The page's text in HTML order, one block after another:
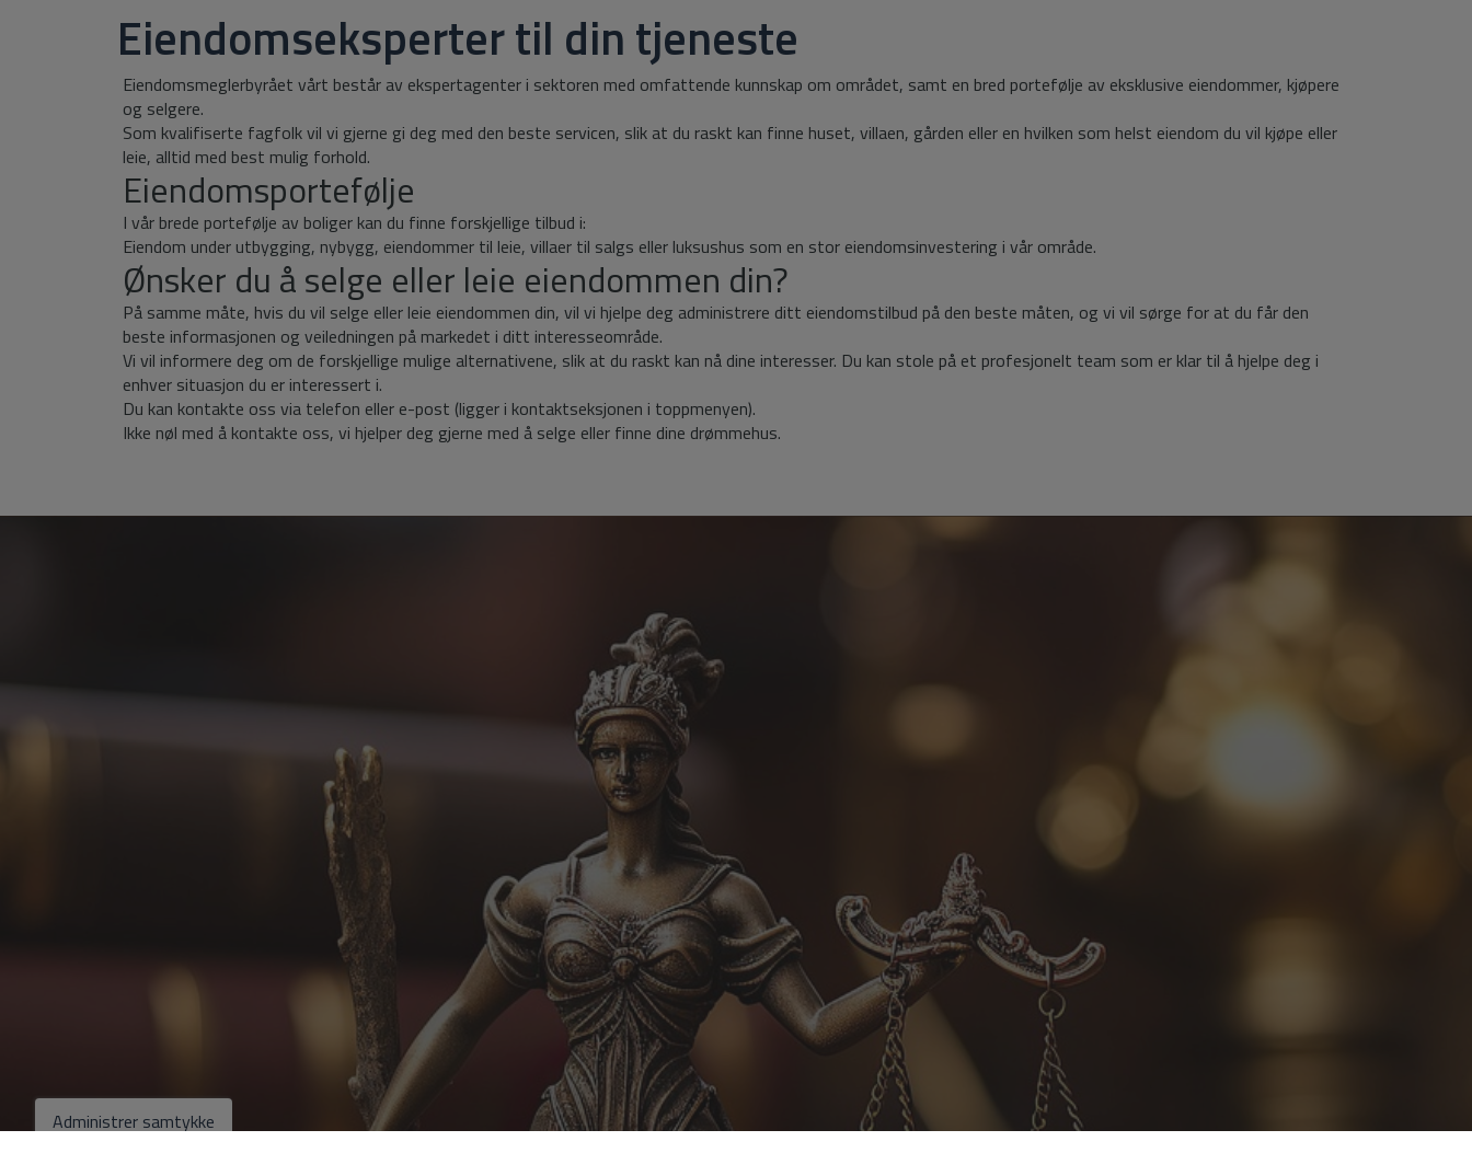
Eiendomseksperter til din tjeneste
Eiendomsmeglerbyrået vårt består av ekspertagenter i sektoren med omfattende kunnskap om området, samt en bred portefølje av eksklusive eiendommer, kjøpere
og selgere.
Som kvalifiserte fagfolk vil vi gjerne gi deg med den beste servicen, slik at du raskt kan finne huset, villaen, gården eller en hvilken som helst eiendom du vil kjøpe eller
leie, alltid med best mulig forhold.
Eiendomsportefølje
I vår brede portefølje av boliger kan du finne forskjellige tilbud i:
Eiendom under utbygging, nybygg, eiendommer til leie, villaer til salgs eller luksushus som en stor eiendomsinvestering i vår område.
Ønsker du å selge eller leie eiendommen din?
På samme måte, hvis du vil selge eller leie eiendommen din, vil vi hjelpe deg administrere ditt eiendomstilbud på den beste måten, og vi vil sørge for at du får den
beste informasjonen og veiledningen på markedet i ditt interesseområde.
Vi vil informere deg om de forskjellige mulige alternativene, slik at du raskt kan nå dine interesser. Du kan stole på et profesjonelt team som er klar til å hjelpe deg i
enhver situasjon du er interessert i.
Du kan kontakte oss via telefon eller e-post (ligger i kontaktseksjonen i toppmenyen).
Ikke nøl med å kontakte oss, vi hjelper deg gjerne med å selge eller finne dine drømmehus.
Administrer samtykke